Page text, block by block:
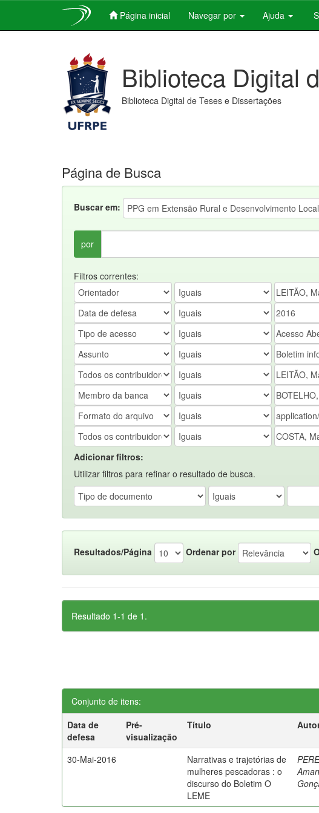
Página inicial Navegar por Ajuda
Biblioteca Digital
Biblioteca Digital de Teses e Dissertações
Página de Busca
Buscar em:
por
Filtros correntes:
Adicionar filtros:
Utilizar filtros para refinar o resultado de busca.
Resultados/Página Ordenar por
Resultado 1-1 de 1.
Conjunto de itens:
Data de
defesa
Pré-
visualização
Título
30-Mai-2016
Narrativas e trajetórias de
mulheres pescadoras : o
discurso do Boletim O
LEME